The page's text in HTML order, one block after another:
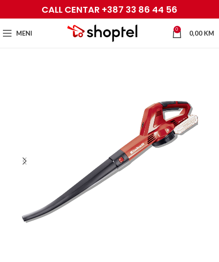
CALL CENTAR +387 33 86 44 56
MENI 0 0,00 KM